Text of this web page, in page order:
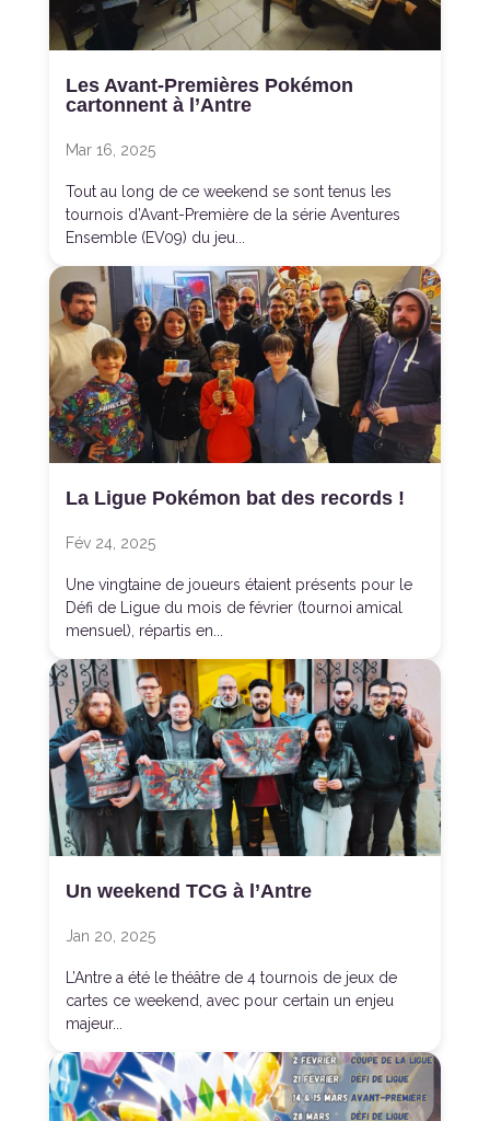
Les Avant-Premières Pokémon
cartonnent à l’Antre
Mar 16, 2025
Tout au long de ce weekend se sont tenus les
tournois d’Avant-Première de la série Aventures
Ensemble (EV09) du jeu...
La Ligue Pokémon bat des records !
Fév 24, 2025
Une vingtaine de joueurs étaient présents pour le
Défi de Ligue du mois de février (tournoi amical
mensuel), répartis en...
Un weekend TCG à l’Antre
Jan 20, 2025
L’Antre a été le théâtre de 4 tournois de jeux de
cartes ce weekend, avec pour certain un enjeu
majeur...